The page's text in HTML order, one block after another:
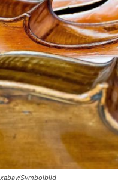
Symbolbild